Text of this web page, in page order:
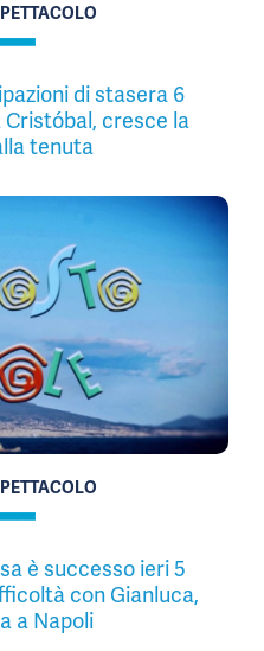
di stasera 6
cresce la
tenuta
è successo ieri 5
con Gianluca,
a Napoli